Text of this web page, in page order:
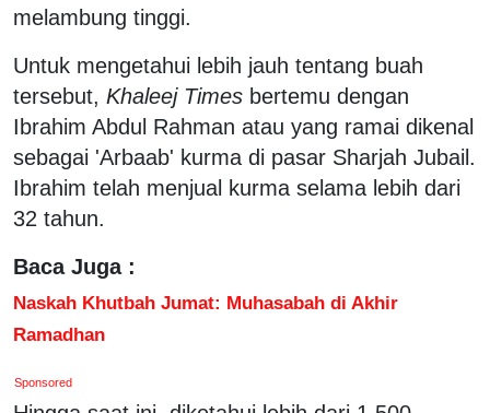
melambung tinggi.
Untuk mengetahui lebih jauh tentang buah
tersebut, Khaleej Times bertemu dengan
Ibrahim Abdul Rahman atau yang ramai dikenal
sebagai 'Arbaab' kurma di pasar Sharjah Jubail.
Ibrahim telah menjual kurma selama lebih dari
32 tahun.
Baca Juga :
Naskah Khutbah Jumat: Muhasabah di Akhir
Ramadhan
Sponsored